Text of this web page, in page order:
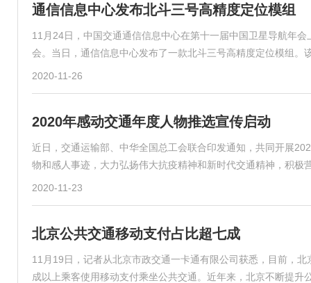
通信信息中心发布北斗三号高精度定位模组
11月24日，中国交通通信信息中心在第十一届中国卫星导航年
会。当日，通信信息中心发布了一款北斗三号高精度定位模组。
2020-11-26
2020年感动交通年度人物推选宣传启动
近日，交通运输部、中华全国总工会联合印发通知，共同开展
物和感人事迹，大力弘扬伟大抗疫精神和新时代交通精神，积极
2020-11-23
北京公共交通移动支付占比超七成
11月19日，记者从北京市政交通一卡通有限公司获悉，目前，
成以上乘客使用移动支付乘坐公共交通。近年来，北京不断提升